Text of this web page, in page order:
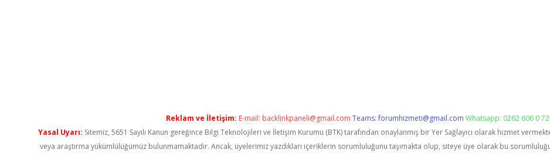
Reklam ve İletişim: E-mail: backlinkpaneli@gmail.com Teams:forumhizmeti@gmail.com Whatsapp: 0262 606 0
Yasal Uyarı: Sitemiz, 5651 Sayılı Kanun gereğince Bilgi Teknolojileri ve İletişim Kurumu (BTK) tarafından onaylanmış bir Yer Sağlayıcı olarak hizmet
veya araştırma yükümlülüğümüz bulunmamaktadır. Ancak, üyelerimiz yazdıkları içeriklerin sorumluluğunu taşımakta olup, siteye üye olarak bu